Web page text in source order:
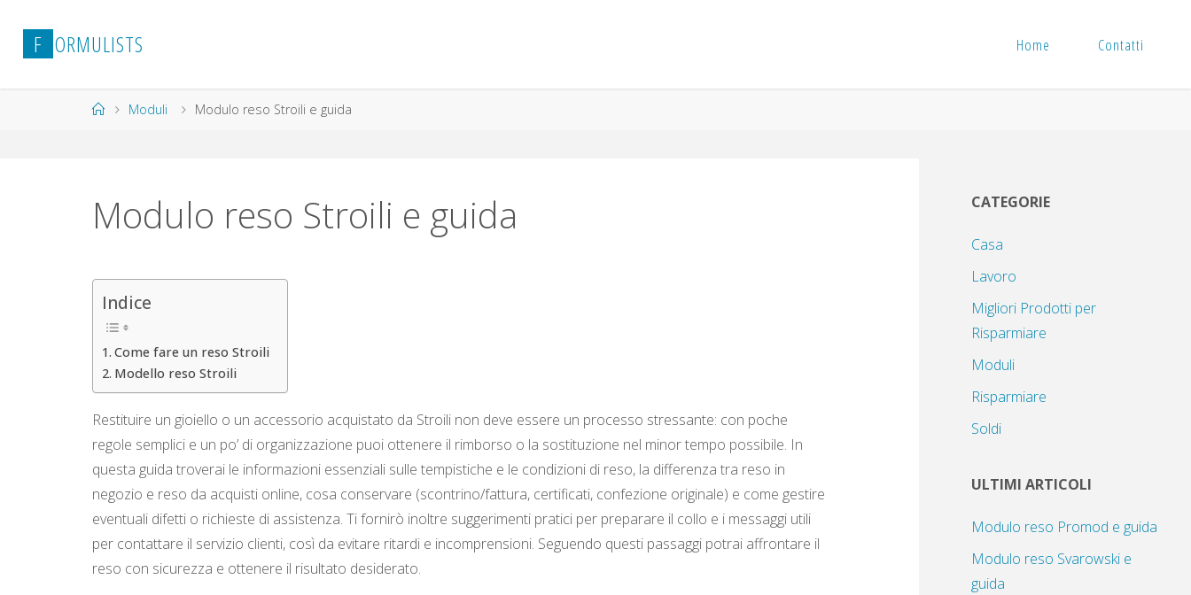
contenuto
F ORMULISTS Home Contatti
HomeModuli Modulo reso Stroili e guida
Modulo reso Stroili e guida
Indice
Come fare un reso Stroili
Modello reso Stroili
Restituire un gioiello o un accessorio acquistato da Stroili non deve essere un processo stressante: con poche
regole semplici e un po’ di organizzazione puoi ottenere il rimborso o la sostituzione nel minor tempo possibile. In
questa guida troverai le informazioni essenziali sulle tempistiche e le condizioni di reso, la differenza tra reso in
negozio e reso da acquisti online, cosa conservare (scontrino/fattura, certificati, confezione originale) e come gestire
eventuali difetti o richieste di assistenza. Ti fornirò inoltre suggerimenti pratici per preparare il collo e i messaggi utili
per contattare il servizio clienti, così da evitare ritardi e incomprensioni. Seguendo questi passaggi potrai affrontare il
reso con sicurezza e ottenere il risultato desiderato.
CATEGORIE
Casa
Lavoro
Migliori Prodotti per
Risparmiare
Moduli
Risparmiare
Soldi
ULTIMI ARTICOLI
Modulo reso Promod e guida
Modulo reso Svarowski e
guida